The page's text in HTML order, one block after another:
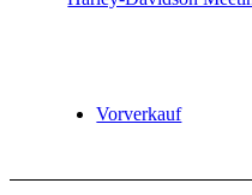
Vorverkauf